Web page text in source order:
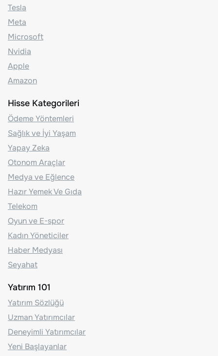
Tesla
Meta
Microsoft
Nvidia
Apple
Amazon
Hisse Kategorileri
Ödeme Yöntemleri
Sağlık ve İyi Yaşam
Yapay Zeka
Otonom Araçlar
Medya ve Eğlence
Hazır Yemek Ve Gıda
Telekom
Oyun ve E-spor
Kadın Yöneticiler
Haber Medyası
Seyahat
Yatırım 101
Yatırım Sözlüğü
Uzman Yatırımcılar
Deneyimli Yatırımcılar
Yeni Başlayanlar